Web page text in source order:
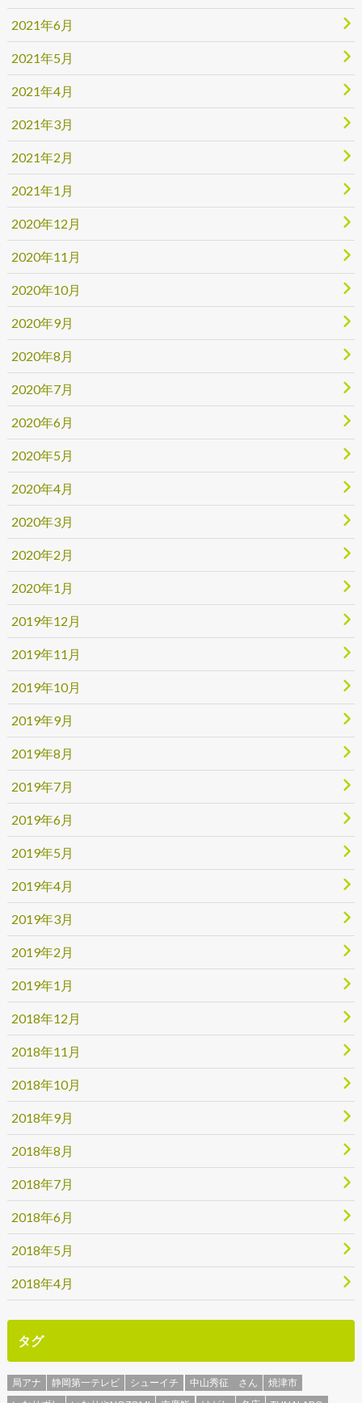
2021年6月
2021年5月
2021年4月
2021年3月
2021年2月
2021年1月
2020年12月
2020年11月
2020年10月
2020年9月
2020年8月
2020年7月
2020年6月
2020年5月
2020年4月
2020年3月
2020年2月
2020年1月
2019年12月
2019年11月
2019年10月
2019年9月
2019年8月
2019年7月
2019年6月
2019年5月
2019年4月
2019年3月
2019年2月
2019年1月
2018年12月
2018年11月
2018年10月
2018年9月
2018年8月
2018年7月
2018年6月
2018年5月
2018年4月
タグ
局アナ 静岡第一テレビ シューイチ 中山秀征 さん
焼津市